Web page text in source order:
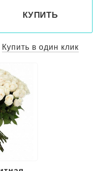
КУПИТЬ
Купить в один клик